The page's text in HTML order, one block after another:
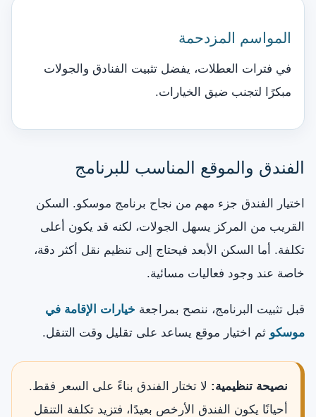
المواسم المزدحمة
في فترات العطلات، يفضل تثبيت الفنادق والجولات
مبكرًا لتجنب ضيق الخيارات.
الفندق والموقع المناسب للبرنامج
اختيار الفندق جزء مهم من نجاح برنامج موسكو. السكن
القريب من المركز يسهل الجولات، لكنه قد يكون أعلى
تكلفة. أما السكن الأبعد فيحتاج إلى تنظيم نقل أكثر دقة،
خاصة عند وجود فعاليات مسائية.
قبل تثبيت البرنامج، ننصح بمراجعة خيارات الإقامة في
موسكو ثم اختيار موقع يساعد على تقليل وقت التنقل.
نصيحة تنظيمية: لا تختار الفندق بناءً على السعر فقط.
أحيانًا يكون الفندق الأرخص بعيدًا، فتزيد تكلفة التنقل